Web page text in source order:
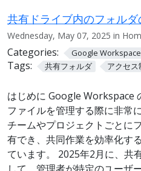
共有ドライブ内のフォル
Wednesday, May 07, 2025 in
Categories: Google Workspace
Tags: 共有フォルダ アクセス
はじめに Google Workspace
ファイルを管理する際に非常
チームやプロジェクトごとに
有でき、共同作業を効率化す
ています。 2025年2月に、共